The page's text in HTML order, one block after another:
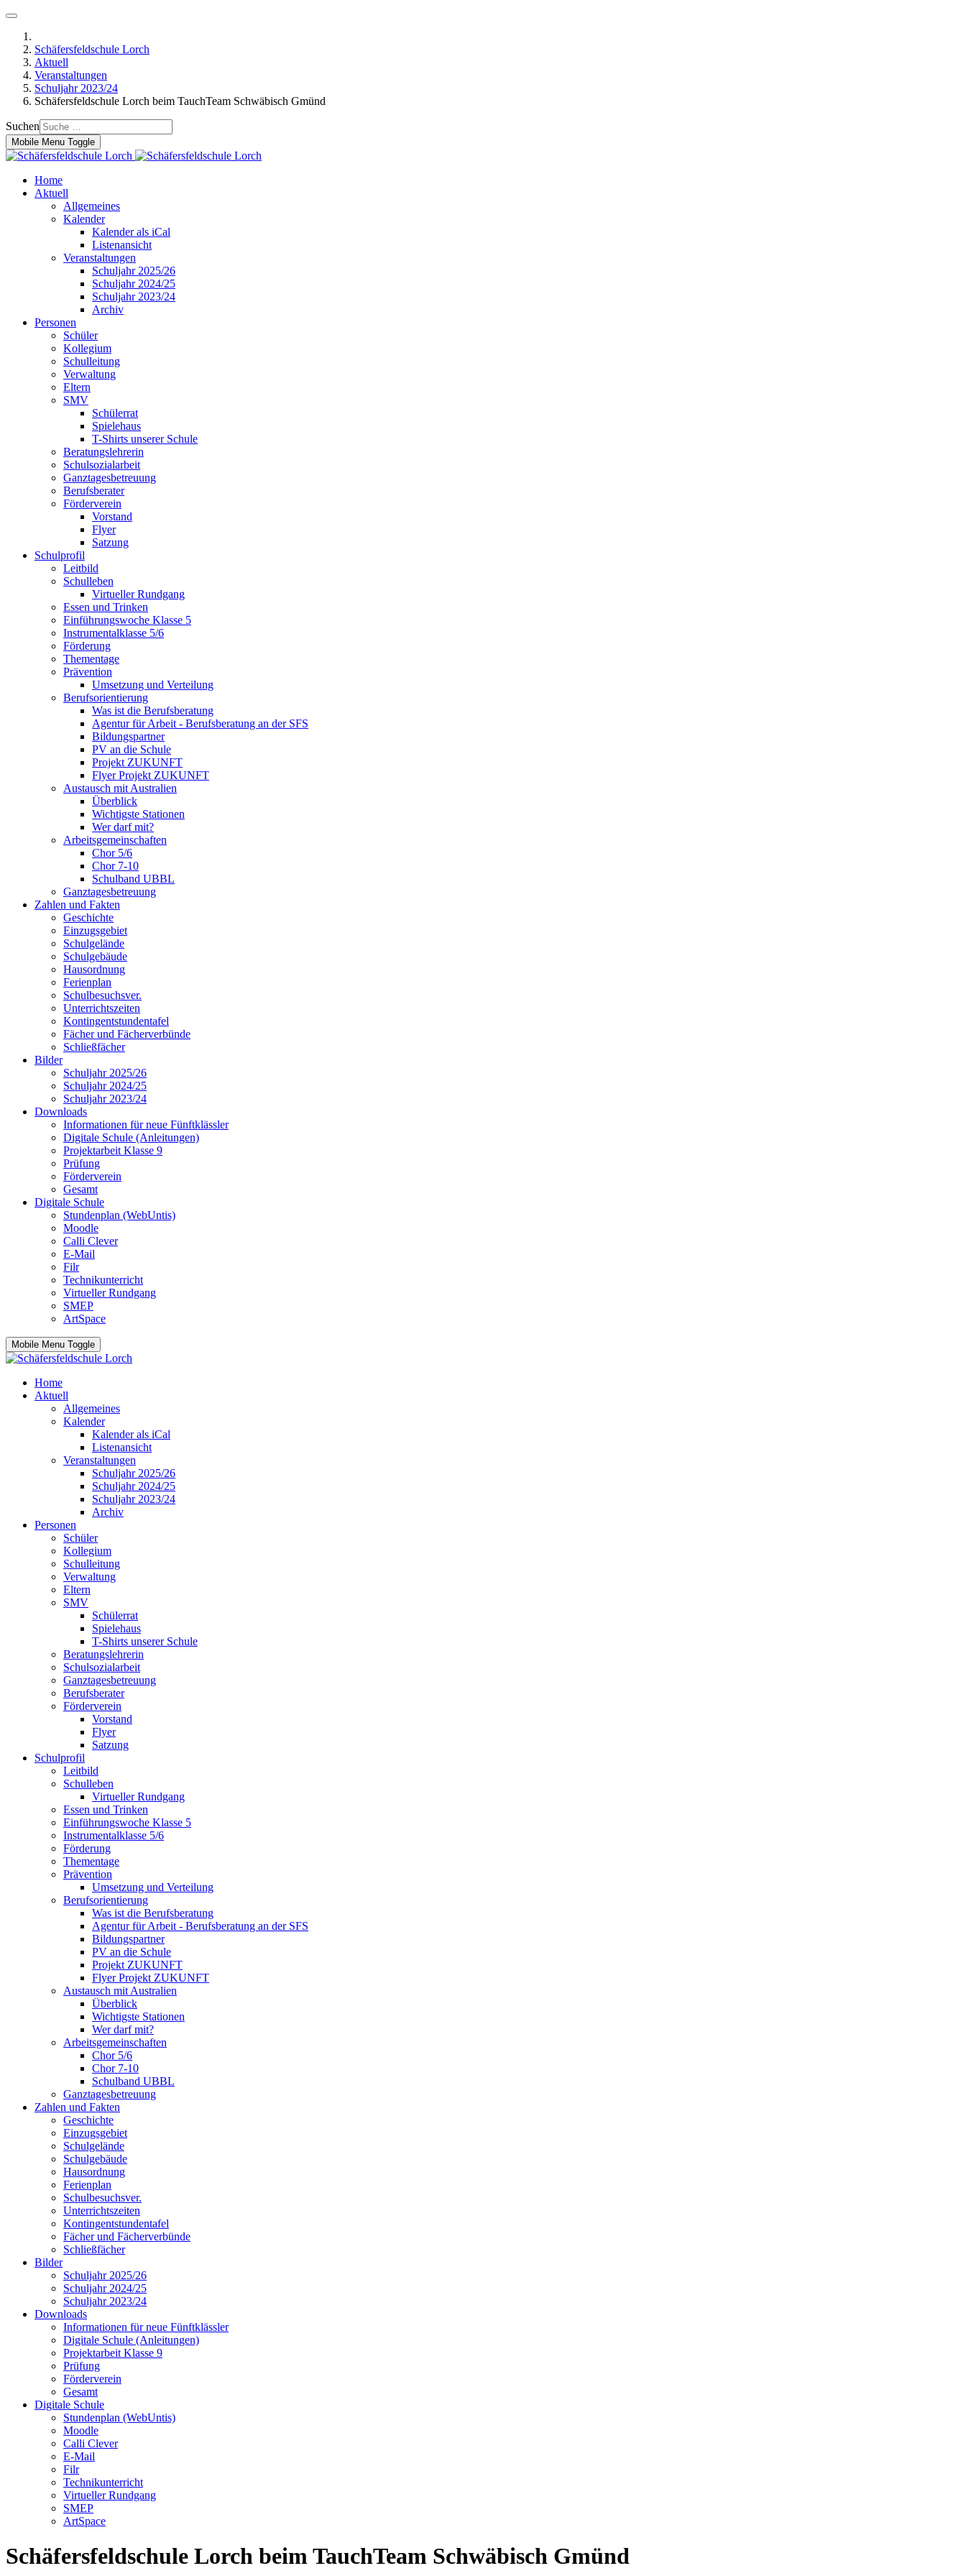
Schäfersfeldschule Lorch
Aktuell
Veranstaltungen
Schuljahr 2023/24
Schäfersfeldschule Lorch beim TauchTeam Schwäbisch Gmünd
Suchen
Mobile Menu Toggle
Home
Aktuell
Allgemeines
Kalender
Kalender als iCal
Listenansicht
Veranstaltungen
Schuljahr 2025/26
Schuljahr 2024/25
Schuljahr 2023/24
Archiv
Personen
Schüler
Kollegium
Schulleitung
Verwaltung
Eltern
SMV
Schülerrat
Spielehaus
T-Shirts unserer Schule
Beratungslehrerin
Schulsozialarbeit
Ganztagesbetreuung
Berufsberater
Förderverein
Vorstand
Flyer
Satzung
Schulprofil
Leitbild
Schulleben
Virtueller Rundgang
Essen und Trinken
Einführungswoche Klasse 5
Instrumentalklasse 5/6
Förderung
Thementage
Prävention
Umsetzung und Verteilung
Berufsorientierung
Was ist die Berufsberatung
Agentur für Arbeit - Berufsberatung an der SFS
Bildungspartner
PV an die Schule
Projekt ZUKUNFT
Flyer Projekt ZUKUNFT
Austausch mit Australien
Überblick
Wichtigste Stationen
Wer darf mit?
Arbeitsgemeinschaften
Chor 5/6
Chor 7-10
Schulband UBBL
Ganztagesbetreuung
Zahlen und Fakten
Geschichte
Einzugsgebiet
Schulgelände
Schulgebäude
Hausordnung
Ferienplan
Schulbesuchsver.
Unterrichtszeiten
Kontingentstundentafel
Fächer und Fächerverbünde
Schließfächer
Bilder
Schuljahr 2025/26
Schuljahr 2024/25
Schuljahr 2023/24
Downloads
Informationen für neue Fünftklässler
Digitale Schule (Anleitungen)
Projektarbeit Klasse 9
Prüfung
Förderverein
Gesamt
Digitale Schule
Stundenplan (WebUntis)
Moodle
Calli Clever
E-Mail
Filr
Technikunterricht
Virtueller Rundgang
SMEP
ArtSpace
Mobile Menu Toggle
Home
Aktuell
Allgemeines
Kalender
Kalender als iCal
Listenansicht
Veranstaltungen
Schuljahr 2025/26
Schuljahr 2024/25
Schuljahr 2023/24
Archiv
Personen
Schüler
Kollegium
Schulleitung
Verwaltung
Eltern
SMV
Schülerrat
Spielehaus
T-Shirts unserer Schule
Beratungslehrerin
Schulsozialarbeit
Ganztagesbetreuung
Berufsberater
Förderverein
Vorstand
Flyer
Satzung
Schulprofil
Leitbild
Schulleben
Virtueller Rundgang
Essen und Trinken
Einführungswoche Klasse 5
Instrumentalklasse 5/6
Förderung
Thementage
Prävention
Umsetzung und Verteilung
Berufsorientierung
Was ist die Berufsberatung
Agentur für Arbeit - Berufsberatung an der SFS
Bildungspartner
PV an die Schule
Projekt ZUKUNFT
Flyer Projekt ZUKUNFT
Austausch mit Australien
Überblick
Wichtigste Stationen
Wer darf mit?
Arbeitsgemeinschaften
Chor 5/6
Chor 7-10
Schulband UBBL
Ganztagesbetreuung
Zahlen und Fakten
Geschichte
Einzugsgebiet
Schulgelände
Schulgebäude
Hausordnung
Ferienplan
Schulbesuchsver.
Unterrichtszeiten
Kontingentstundentafel
Fächer und Fächerverbünde
Schließfächer
Bilder
Schuljahr 2025/26
Schuljahr 2024/25
Schuljahr 2023/24
Downloads
Informationen für neue Fünftklässler
Digitale Schule (Anleitungen)
Projektarbeit Klasse 9
Prüfung
Förderverein
Gesamt
Digitale Schule
Stundenplan (WebUntis)
Moodle
Calli Clever
E-Mail
Filr
Technikunterricht
Virtueller Rundgang
SMEP
ArtSpace
Schäfersfeldschule Lorch beim TauchTeam Schwäbisch Gmünd